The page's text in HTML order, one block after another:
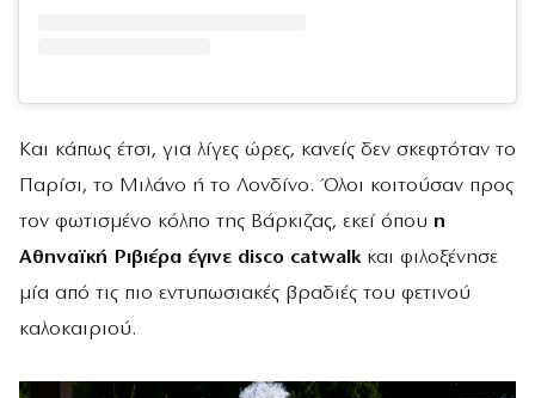
Και κάπως έτσι, για λίγες ώρες, κανείς δεν σκεφτόταν το
Παρίσι, το Μιλάνο ή το Λονδίνο. Όλοι κοιτούσαν προς
τον φωτισμένο κόλπο της Βάρκιζας, εκεί όπου η
Αθηναϊκή Ριβιέρα έγινε disco catwalkκαι φιλοξένησε
μία από τις πιο εντυπωσιακές βραδιές του φετινού
καλοκαιριού.